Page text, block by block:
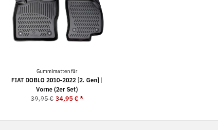
Gummimatten für
FIAT DOBLO 2010-2022 [2. Gen] |
Vorne (2er Set)
39,95 € 34,95 €*